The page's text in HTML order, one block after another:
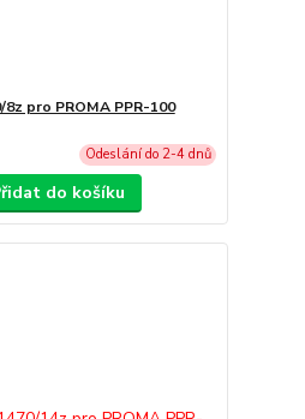
pro PROMA PPR-100
Odeslání do 2-4 dnů
do košíku